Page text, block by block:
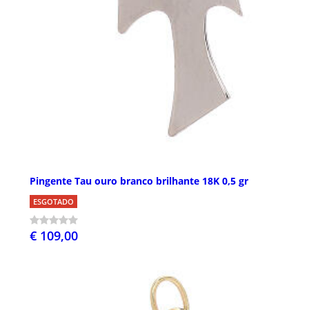
Pingente Tau ouro branco brilhante 18K 0,5 gr
ESGOTADO
€ 109,00